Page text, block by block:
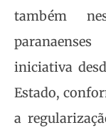
também
iniciativa
Estado,
a